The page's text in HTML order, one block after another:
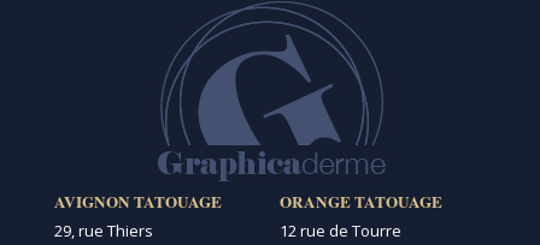
AVIGNON TATOUAGE
29, rue Thiers
ORANGE TATOUAGE
12 rue de Tourre